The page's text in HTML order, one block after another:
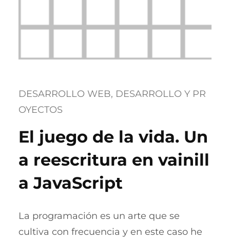
DESARROLLO WEB, DESARROLLO Y PR
OYECTOS
El juego de la vida. Un
a reescritura en vainill
a JavaScript
La programación es un arte que se
cultiva con frecuencia y en este caso he